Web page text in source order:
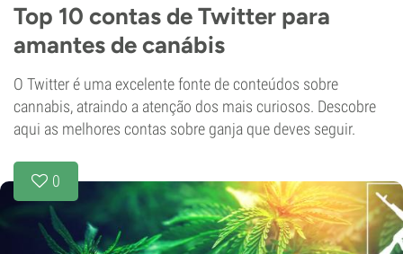
Top 10 contas de Twitter para
amantes de canábis
O Twitter é uma excelente fonte de conteúdos sobre
cannabis, atraindo a atenção dos mais curiosos. Descobre
aqui as melhores contas sobre ganja que deves seguir.
0